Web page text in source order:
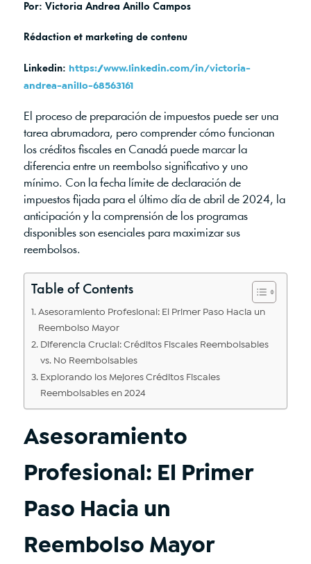
Por: Victoria Andrea Anillo Campos
Rédaction et marketing de contenu
Linkedin: https://www.linkedin.com/in/victoria-
andrea-anillo-68563161
El proceso de preparación de impuestos puede ser una
tarea abrumadora, pero comprender cómo funcionan
los créditos fiscales en Canadá puede marcar la
diferencia entre un reembolso significativo y uno
mínimo. Con la fecha límite de declaración de
impuestos fijada para el último día de abril de 2024, la
anticipación y la comprensión de los programas
disponibles son esenciales para maximizar sus
reembolsos.
Table of Contents
Asesoramiento Profesional: El Primer Paso Hacia un
Reembolso Mayor
Diferencia Crucial: Créditos Fiscales Reembolsables
vs. No Reembolsables
Explorando los Mejores Créditos Fiscales
Reembolsables en 2024
Asesoramiento
Profesional: El Primer
Paso Hacia un
Reembolso Mayor